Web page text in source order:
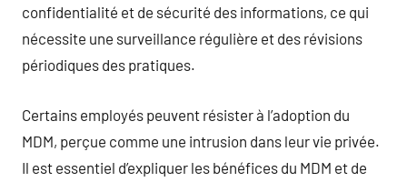
confidentialité et de sécurité des informations, ce qui
nécessite une surveillance régulière et des révisions
périodiques des pratiques.
Certains employés peuvent résister à l’adoption du
MDM, perçue comme une intrusion dans leur vie privée.
Il est essentiel d’expliquer les bénéfices du MDM et de